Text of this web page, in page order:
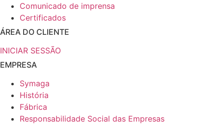
Comunicado de imprensa
Certificados
ÁREA DO CLIENTE
INICIAR SESSÃO
EMPRESA
Symaga
História
Fábrica
Responsabilidade Social das Empresas